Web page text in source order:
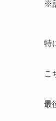
※
特
こ
最